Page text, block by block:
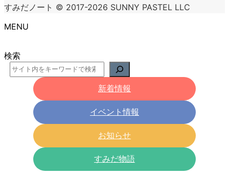
すみだノート © 2017-2026 SUNNY PASTEL LLC
MENU
検索
新着情報
イベント情報
お知らせ
すみだ物語